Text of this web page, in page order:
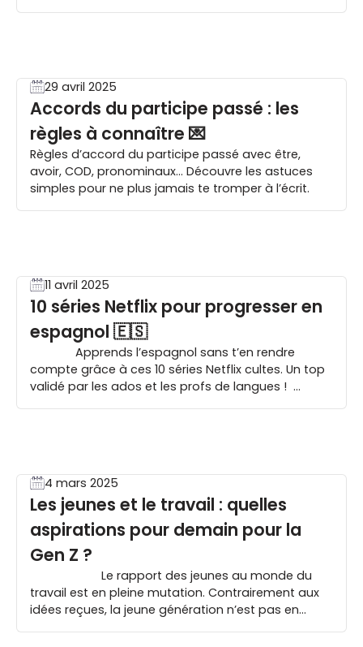
29 avril 2025
Accords du participe passé : les
règles à connaître 💌
Règles d’accord du participe passé avec être,
avoir, COD, pronominaux… Découvre les astuces
simples pour ne plus jamais te tromper à l’écrit.
11 avril 2025
10 séries Netflix pour progresser en
espagnol 🇪🇸
Apprends l’espagnol sans t’en rendre
compte grâce à ces 10 séries Netflix cultes. Un top
validé par les ados et les profs de langues !
4 mars 2025
Les jeunes et le travail : quelles
aspirations pour demain pour la
Gen Z ?
Le rapport des jeunes au monde du
travail est en pleine mutation. Contrairement aux
idées reçues, la jeune génération n’est pas en